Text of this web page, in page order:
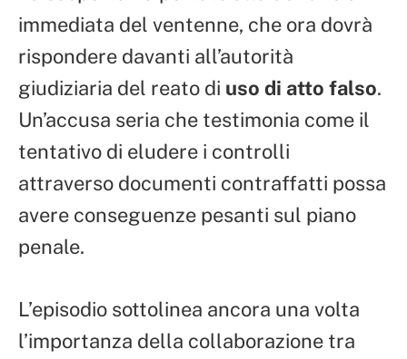
immediata del ventenne, che ora dovrà
rispondere davanti all’autorità
giudiziaria del reato di uso di atto falso.
Un’accusa seria che testimonia come il
tentativo di eludere i controlli
attraverso documenti contraffatti possa
avere conseguenze pesanti sul piano
penale.
L’episodio sottolinea ancora una volta
l’importanza della collaborazione tra